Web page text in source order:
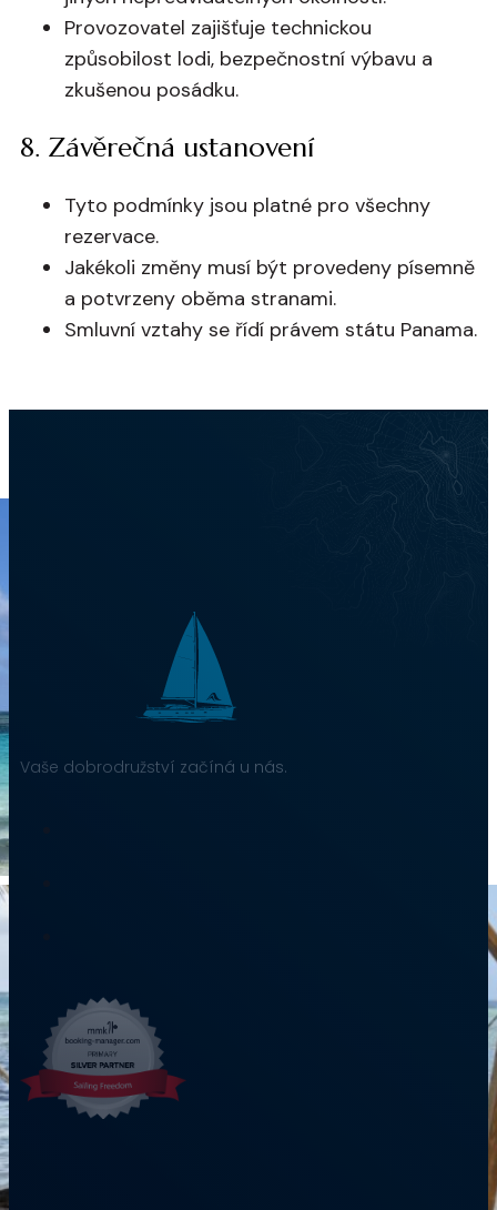
Provozovatel zajišťuje technickou
způsobilost lodi, bezpečnostní výbavu a
zkušenou posádku.
8. Závěrečná ustanovení
Tyto podmínky jsou platné pro všechny
rezervace.
Jakékoli změny musí být provedeny písemně
a potvrzeny oběma stranami.
Smluvní vztahy se řídí právem státu Panama.
Vaše dobrodružství začíná u nás.